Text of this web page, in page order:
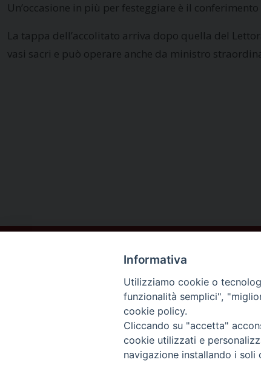
Un’occasione in più per festeggiare è il
La tappa dell’accolitato arriva dopo quella del
vasi sacri e può operare anche da ministro
DIOCESI DI
AREZZO
Informativa
Utilizziamo cookie o
funzionalità semplici",
cookie policy.
Cliccando su "accetta"
cookie utilizzati e
navigazione installando i